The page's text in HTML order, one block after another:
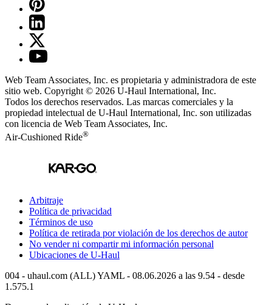
Web Team Associates, Inc. es propietaria y administradora de este
sitio web. Copyright © 2026 U-Haul International, Inc.
Todos los derechos reservados. Las marcas comerciales y la
propiedad intelectual de U-Haul International, Inc. son utilizadas
con licencia de Web Team Associates, Inc.
Air-Cushioned Ride®
Arbitraje
Política de privacidad
Términos de uso
Política de retirada por violación de los derechos de autor
No vender ni compartir mi información personal
Ubicaciones de U-Haul
004 - uhaul.com (ALL) YAML - 08.06.2026 a las 9.54 - desde
1.575.1